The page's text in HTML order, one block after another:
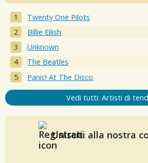
Twenty One Pilots
Billie Eilish
Unknown
The Beatles
Panic! At The Disco
Vedi tutti: Artisti di
Unisciti alla nostra